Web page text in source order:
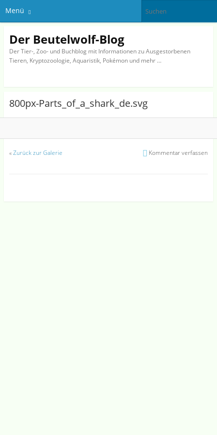
Menü
Der Beutelwolf-Blog
Der Tier-, Zoo- und Buchblog mit Informationen zu Ausgestorbenen
Tieren, Kryptozoologie, Aquaristik, Pokémon und mehr …
800px-Parts_of_a_shark_de.svg
«Zurück zur Galerie Kommentar verfassen